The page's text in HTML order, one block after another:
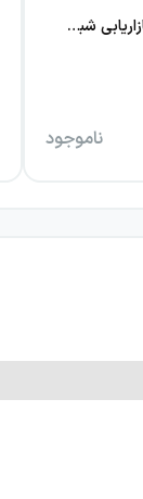
رموز موفقیت در بازاریابی شبکه‌ای
ناموجود